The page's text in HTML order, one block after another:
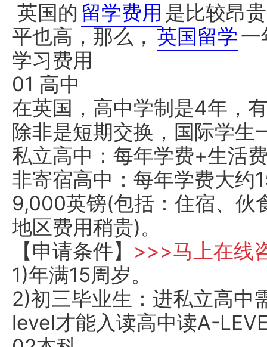
英国的 留学费用 是比较昂
平也高，那么， 英国留学一
学习费用
01 高中
在英国，高中学制是4年，
除非是短期交换，国际学生
私立高中：每年学费+生活
非寄宿高中：每年学费大约
9,000英镑(包括：住宿、伙
地区费用稍贵)。
【申请条件】 >>>马上在线
1)年满15周岁。
2)初三毕业生：进私立高中
level才能入读高中读A-